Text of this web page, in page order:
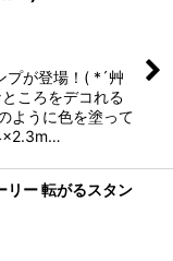
プが登場！( *´艸
ころをデコれる
ように色を塗って
リー 転がるスタン